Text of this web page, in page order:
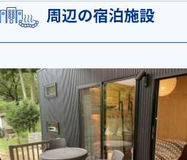
周辺の宿泊施設